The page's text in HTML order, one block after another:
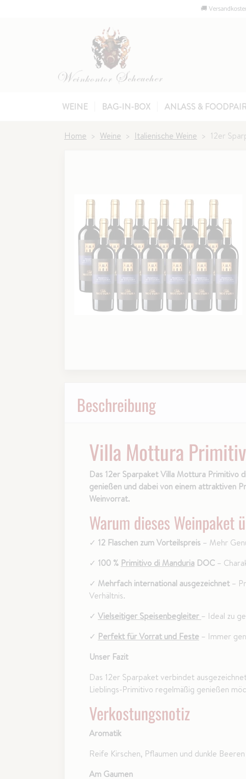
🚚
WEINE BAG-IN-BOX ANLASS &
Home Weine Italienische Weine 12er
Beschreibung
Villa Mottura
Das 12er Sparpaket Villa Mottura Primitivo
genießen und dabei von einem attraktiven
Weinvorrat.
Warum dieses Weinpaket
✓ 12 Flaschen zum Vorteilspreis – Mehr
✓ 100 % Primitivo di Manduria DOC –
✓ Mehrfach international ausgezeichnet –
Verhältnis.
✓ Vielseitiger Speisenbegleiter – Ideal zu
✓ Perfekt für Vorrat und Feste – Immer
Unser Fazit
Das 12er Sparpaket verbindet
Lieblings-Primitivo regelmäßig genießen
Verkostungsnotiz
Aromatik
Reife Kirschen, Pflaumen und dunkle
Am Gaumen